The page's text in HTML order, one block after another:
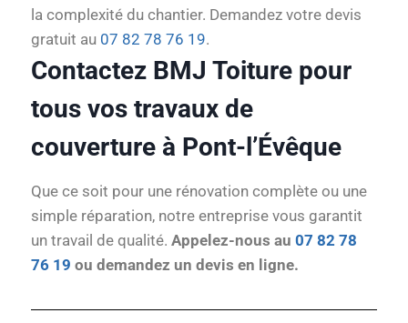
la complexité du chantier. Demandez votre devis
gratuit au 07 82 78 76 19.
Contactez BMJ Toiture pour
tous vos travaux de
couverture à Pont-l’Évêque
Que ce soit pour une rénovation complète ou une
simple réparation, notre entreprise vous garantit
un travail de qualité. Appelez-nous au 07 82 78
76 19 ou demandez un devis en ligne.